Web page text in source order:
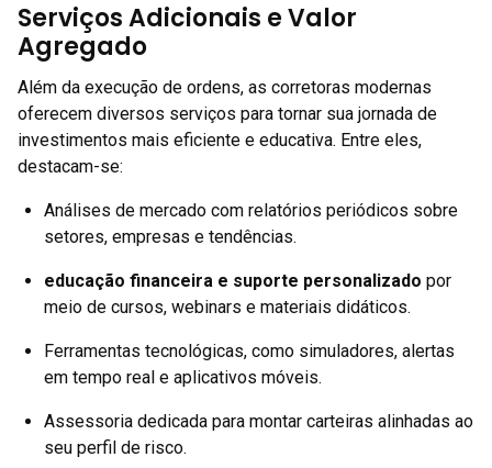
Serviços Adicionais e Valor
Agregado
Além da execução de ordens, as corretoras modernas
oferecem diversos serviços para tornar sua jornada de
investimentos mais eficiente e educativa. Entre eles,
destacam-se:
Análises de mercado com relatórios periódicos sobre
setores, empresas e tendências.
educação financeira e suporte personalizado por
meio de cursos, webinars e materiais didáticos.
Ferramentas tecnológicas, como simuladores, alertas
em tempo real e aplicativos móveis.
Assessoria dedicada para montar carteiras alinhadas ao
seu perfil de risco.